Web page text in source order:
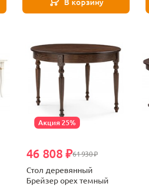
Акция 25%
61 930 ₽
46 808 ₽
Стол деревянный
Брейзер орех темный